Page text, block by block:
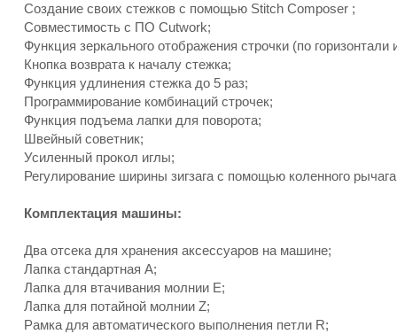
Создание своих стежков с помощью Stitch Composer ;
Совместимость с ПО Cutwork;
Функция зеркального отображения строчки (по горизонтали
Кнопка возврата к началу стежка;
Функция удлинения стежка до 5 раз;
Программирование комбинаций строчек;
Функция подъема лапки для поворота;
Швейный советник;
Усиленный прокол иглы;
Регулирование ширины зигзага с помощью коленного
Комплектация машины:
Два отсека для хранения аксессуаров на машине;
Лапка стандартная A;
Лапка для втачивания молнии Е;
Лапка для потайной молнии Z;
Рамка для автоматического выполнения петли R;